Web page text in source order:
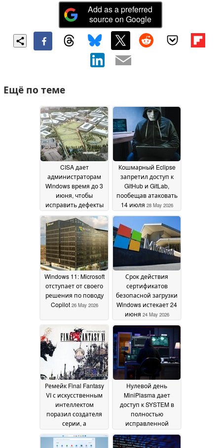
Add as a preferred
source on Google
Ещё по теме
CISA дает
администраторам
Windows время до 3
июня, чтобы
исправить дефекты
Defender01 June 2026
Кошмарный Eclipse
запретил доступ к
GitHub и GitLab,
пообещав атаковать
14 июля 28 May 2026
Windows 11: Microsoft
отступает от своего
решения по поводу
Copilot 26 May 2026
Срок действия
сертификатов
безопасной загрузки
Windows истекает 24
июня 24 May 2026
Ремейк Final Fantasy
VI с искусственным
интеллектом
поразил создателя
серии, а
ответили отказом
Нулевой день
MiniPlasma дает
доступ к SYSTEM в
полностью
исправленной
18 May 2026